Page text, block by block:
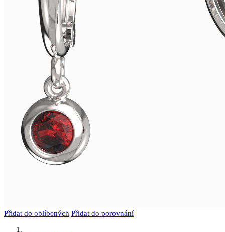
Přidat do oblíbených Přidat do porovnání